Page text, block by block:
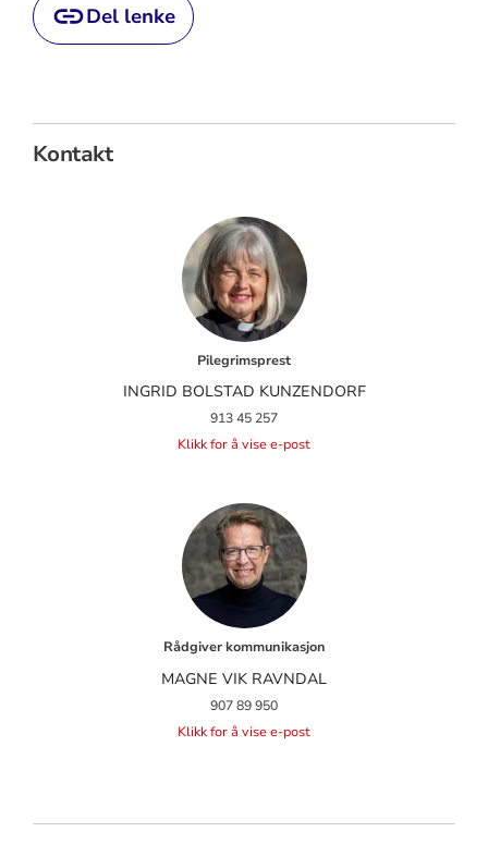
Del lenke
Kontakt
Pilegrimsprest
INGRID BOLSTAD KUNZENDORF
913 45 257
Klikk for å vise e-post
Rådgiver kommunikasjon
MAGNE VIK RAVNDAL
907 89 950
Klikk for å vise e-post